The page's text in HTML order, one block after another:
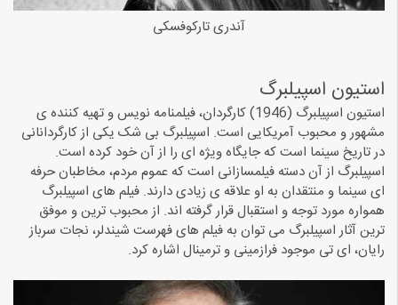
آندری تارکوفسکی
استیون اسپیلبرگ
استیون اسپیلبرگ (1946) کارگردان، فیلمنامه نویس و تهیه کننده ی
مشهور و محبوب آمریکایی است. اسپیلبرگ بی شک یکی از کارگردانانی
در تاریخ سینما است که جایگاه ویژه ای را از آن خود کرده است.
اسپیلبرگ از آن دسته فیلمسازانی است که عموم مردم، مخاطبان حرفه
ای سینما و منتقدان به او علاقه ی زیادی دارند. فیلم های اسپیلبرگ
همواره مورد توجه و استقبال قرار گرفته اند. از محبوب ترین و موفق
ترین آثار اسپیلبرگ می توان به فیلم های فهرست شیندلر، نجات سرباز
رایان، ای تی موجود فرازمینی و ترمینال اشاره کرد.